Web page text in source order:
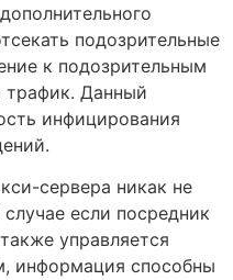
подозрительные
к подозрительным
трафик. Данный
инфицирования
сервера никак не
если посредник
управляется
информация способны